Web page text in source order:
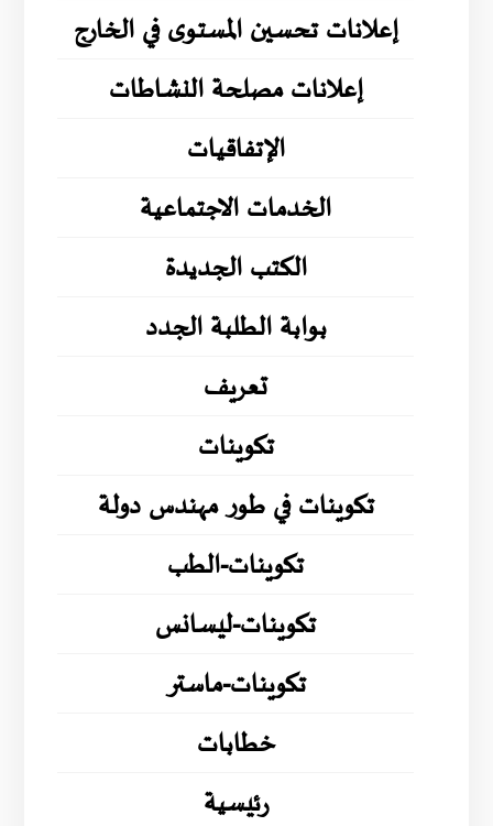
إعلانات تحسين المستوى في الخارج
إعلانات مصلحة النشاطات
الإتفاقيات
الخدمات الاجتماعية
الكتب الجديدة
بوابة الطلبة الجدد
تعريف
تكوينات
تكوينات في طور مهندس دولة
تكوينات-الطب
تكوينات-ليسانس
تكوينات-ماستر
خطابات
رئيسية